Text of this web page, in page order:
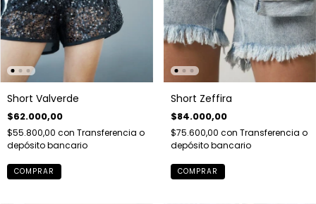
Short Valverde
$62.000,00
$55.800,00 con Transferencia o
depósito bancario
COMPRAR
Short Zeffira
$84.000,00
$75.600,00 con Transferencia o
depósito bancario
COMPRAR